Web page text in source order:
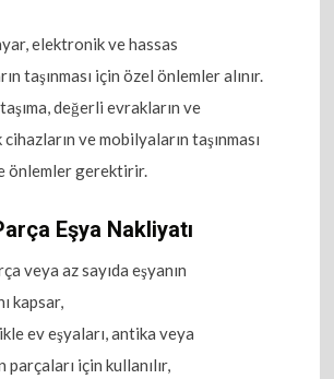
elektronik ve hassas
taşınması için özel önlemler alınır.
değerli evrakların ve
ve mobilyaların taşınması
önlemler gerektirir.
Eşya Nakliyatı
veya az sayıda eşyanın
kapsar,
ev eşyaları, antika veya
parçaları için kullanılır,